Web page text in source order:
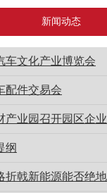
新闻动态
车文化产业博览会
配件交易会
产业园召开园区企
纲
折戟新能源能否绝